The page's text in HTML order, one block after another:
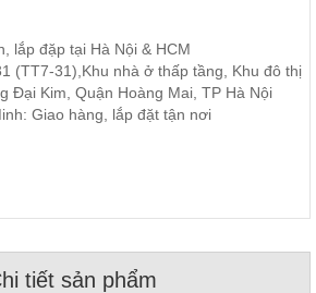
lắp đặp tại Hà Nội & HCM
(TT7-31),Khu nhà ở thấp tầng, Khu đô thị
Đại Kim, Quận Hoàng Mai, TP Hà Nội
Giao hàng, lắp đặt tận nơi
tiết sản phẩm